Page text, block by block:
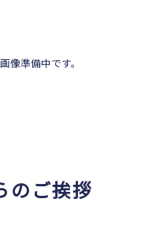
画像準備中です。
のご挨拶